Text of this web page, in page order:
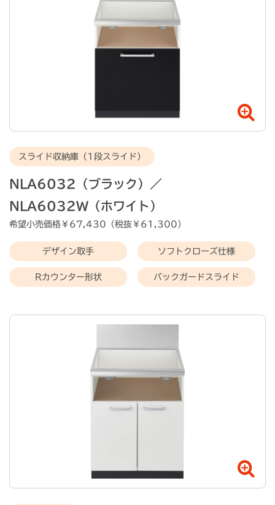
スライド収納庫（1段スライド）
NLA6032（ブラック）／
NLA6032W（ホワイト）
希望小売価格￥ 67,430 （税抜￥ 61,300 ）
デザイン取手 ソフトクローズ仕様
Rカウンター形状 バックガードスライド